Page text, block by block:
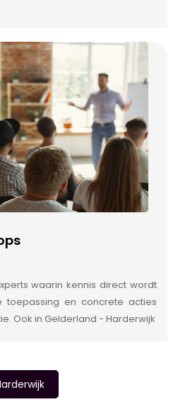
waarin kennis direct wordt
toepassing en concrete acties
Ook in Gelderland - Harderwijk